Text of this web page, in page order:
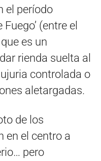
el período
(entre el
es un
rienda suelta al
controlada o
aletargadas.
de los
en el centro a
pero